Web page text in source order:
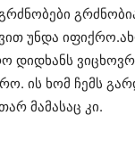
უნდა
დიდხანს
ის ხომ ჩემს
მამასაც კი.